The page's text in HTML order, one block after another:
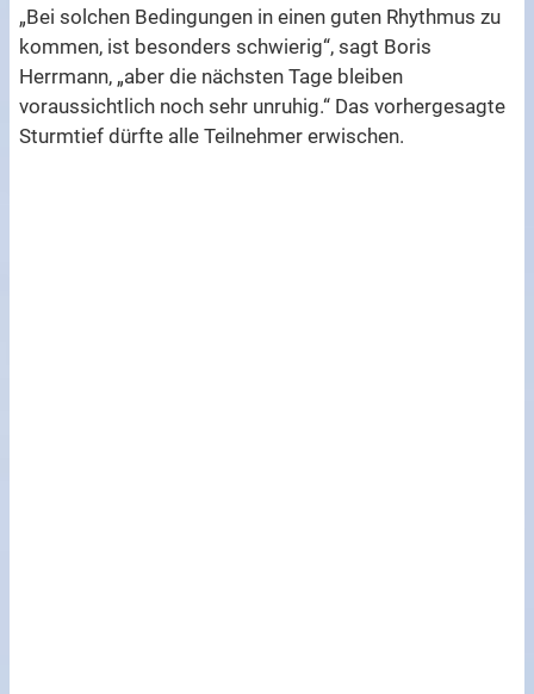
„Bei solchen Bedingungen in einen guten Rhythmus zu
kommen, ist besonders schwierig“, sagt Boris
Herrmann, „aber die nächsten Tage bleiben
voraussichtlich noch sehr unruhig.“ Das vorhergesagte
Sturmtief dürfte alle Teilnehmer erwischen.